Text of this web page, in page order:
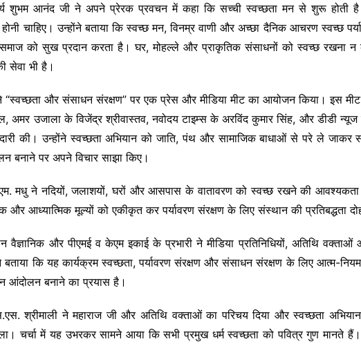
शुभम आनंद जी ने अपने प्रेरक प्रवचन में कहा कि सच्ची स्वच्छता मन से शुरू होती है
होनी चाहिए। उन्होंने बताया कि स्वच्छ मन, विनम्र वाणी और अच्छा दैनिक आचरण स्वच्छ
को सुख प्रदान करता है। घर, मोहल्ले और प्राकृतिक संसाधनों को स्वच्छ रखना
सेवा भी है।
और संसाधन संरक्षण” पर एक प्रेस और मीडिया मीट का आयोजन किया। इस
अमर उजाला के विजेंद्र श्रीवास्तव, नवोदय टाइम्स के अरविंद कुमार सिंह, और डीडी
की। उन्होंने स्वच्छता अभियान को जाति, पंथ और सामाजिक बाधाओं से परे ले जाकर
बनाने पर अपने विचार साझा किए।
मधु ने नदियों, जलाशयों, घरों और आसपास के वातावरण को स्वच्छ रखने की आवश्यकता
और आध्यात्मिक मूल्यों को एकीकृत कर पर्यावरण संरक्षण के लिए संस्थान की प्रतिबद्धता
वैज्ञानिक और पीएमई व केएम इकाई के प्रभारी ने मीडिया प्रतिनिधियों, अतिथि वक्ताओं
बताया कि यह कार्यक्रम स्वच्छता, पर्यावरण संरक्षण और संसाधन संरक्षण के लिए आत्म-
आंदोलन बनाने का प्रयास है।
श्रीमाली ने महाराज जी और अतिथि वक्ताओं का परिचय दिया और स्वच्छता
चर्चा में यह उभरकर सामने आया कि सभी प्रमुख धर्म स्वच्छता को पवित्र गुण मानते